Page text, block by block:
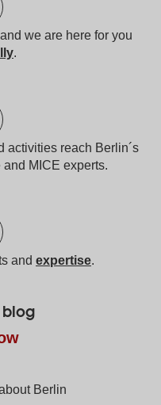
we are here for you
.
activities reach Berlin´s
MICE experts.
and expertise.
blog
Berlin